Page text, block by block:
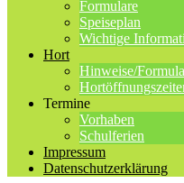
Formulare
Speiseplan
Wichtige
Hort
Hinweise/
Termine
Vorhaben
Schulferien
Impressum
Datenschutzerklärung